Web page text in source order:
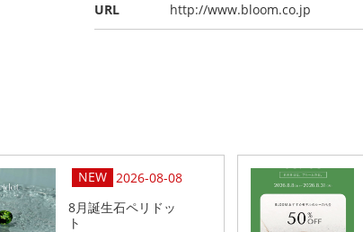
URL http://www.bloom.co.jp
2026-08-08
8月誕生石ペリドッ
ト